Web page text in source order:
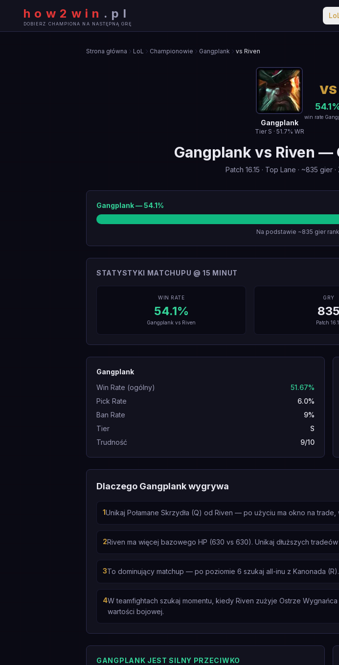
how2win . pl
DOBIERZ CHAMPIONA NA NASTĘPNĄ GRĘ
Strona główna LoL Championowie Gangplank vs Riven
Gangplank
Tier S · 51.7% WR
VS
54.1
win rate
Gangplank vs Riven —
Patch 16.15 · Top Lane · ~835 gier ·
Gangplank—54.1%
Na podstawie ~835 gier
STATYSTYKI MATCHUPU @ 15 MINUT
WIN RATE
54.1%
Gangplank vs Riven
GRY
835
Patch
Gangplank
Win Rate (ogólny)
51.67%
Pick Rate
6.0%
Ban Rate
9%
Tier
S
Trudność
9/10
Dlaczego Gangplank wygrywa
1Unikaj Połamane Skrzydła (Q) od Riven — po użyciu ma okno na
2Riven ma więcej bazowego HP (630 vs 630). Unikaj dłuższych
3To dominujący matchup — po poziomie 6 szukaj all-inu z Kanonada
4W teamfightach szukaj momentu, kiedy Riven zużyje Ostrze
wartości bojowej.
GANGPLANK JEST SILNY PRZECIWKO